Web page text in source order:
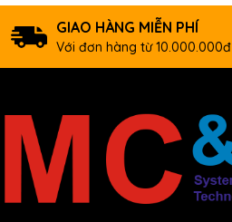
GIAO HÀNG MIỄN PHÍ
Với đơn hàng từ 10.000.000đ